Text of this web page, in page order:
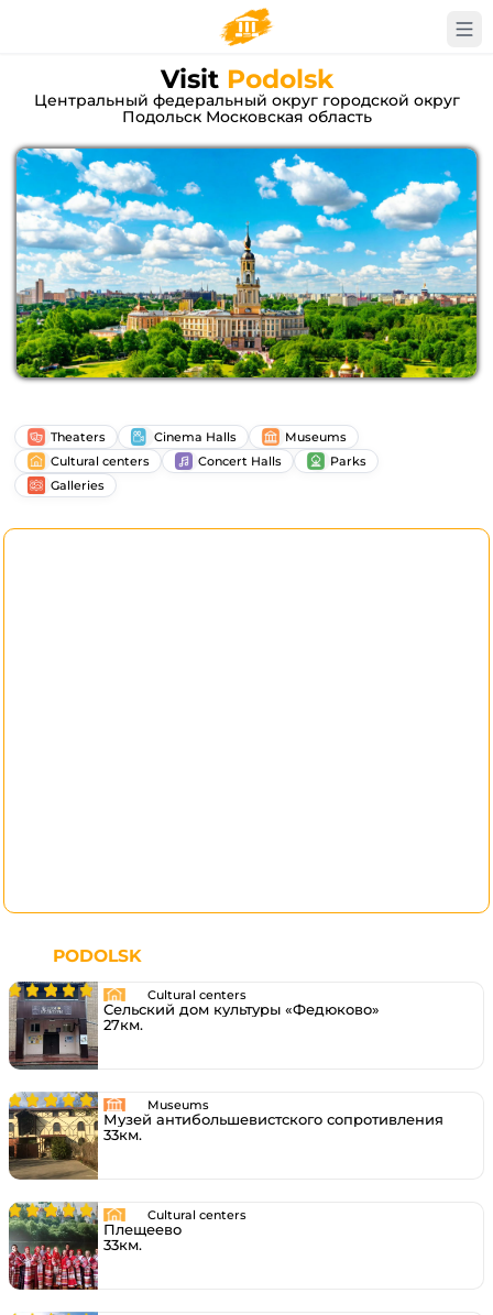
Visit Podolsk
Центральный федеральный округ городской округ
Подольск Московская область
Theaters Cinema Halls
Museums
Cultural centers
Concert Halls
Parks
Galleries
PODOLSK
Cultural centers
Сельский дом культуры «Федюково»
27км.
Museums
Музей антибольшевистского сопротивления
33км.
Cultural centers
Плещеево
33км.